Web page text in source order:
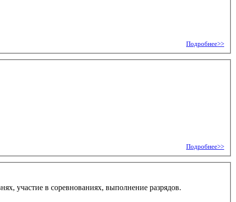
Подробнее>>
Подробнее>>
участие в соревнованиях, выполнение разрядов.